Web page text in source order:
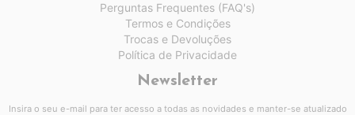
Perguntas Frequentes (FAQ's)
Termos e Condições
Trocas e Devoluções
Política de Privacidade
Newsletter
Insira o seu e-mail para ter acesso a todas as novidades e manter-se atualizado